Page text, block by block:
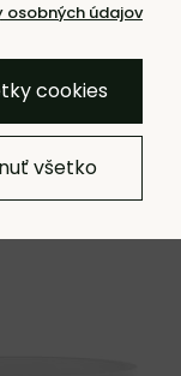
do exteriéru
osobných údajov
cookies
všetko